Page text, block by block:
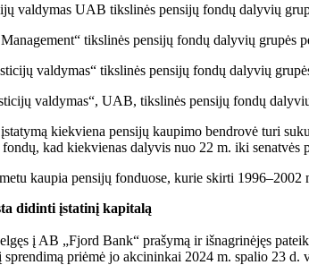
valdymas UAB tikslinės pensijų fondų dalyvių
tikslinės pensijų fondų dalyvių grupės
valdymas“ tikslinės pensijų fondų dalyvių
valdymas“, UAB, tikslinės pensijų fondų
kiekviena pensijų kaupimo bendrovė turi
kad kiekvienas dalyvis nuo 22 m. iki
kaupia pensijų fonduose, kurie skirti
didinti įstatinį kapitalą
į AB „Fjord Bank“ prašymą ir išnagrinėjęs
priėmė jo akcininkai 2024 m. spalio 23 d.